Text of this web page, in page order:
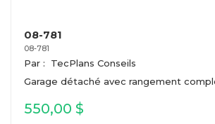
08-781
08-781
Par :
TecPlans Conseils
Garage détaché avec rangement
550,00 $